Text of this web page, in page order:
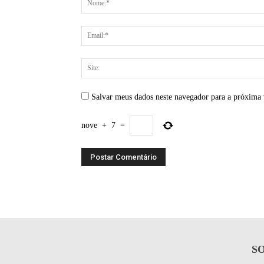
Salvar meus dados neste navegador para a
nove + 7 =